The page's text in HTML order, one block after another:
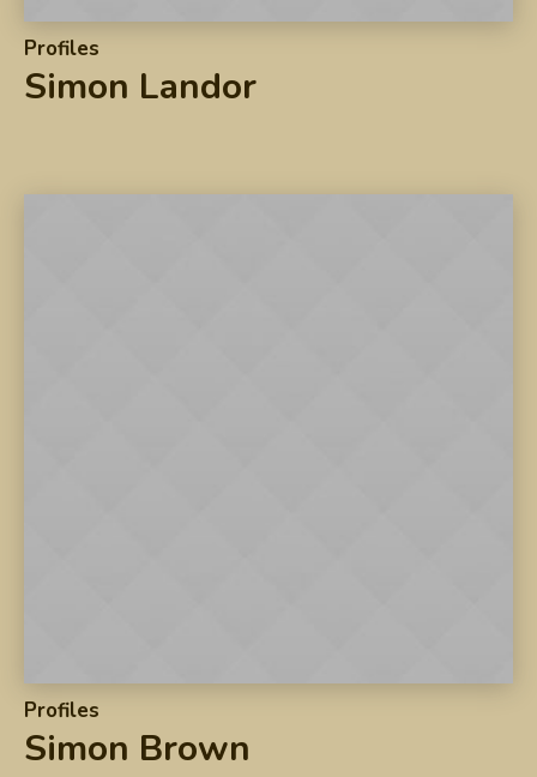
Profiles
Simon Landor
Profiles
Simon Brown